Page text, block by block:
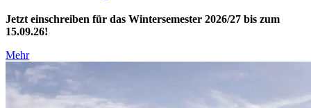
Jetzt einschreiben für das Wintersemester 2026/27 bis zum
15.09.26!
Mehr